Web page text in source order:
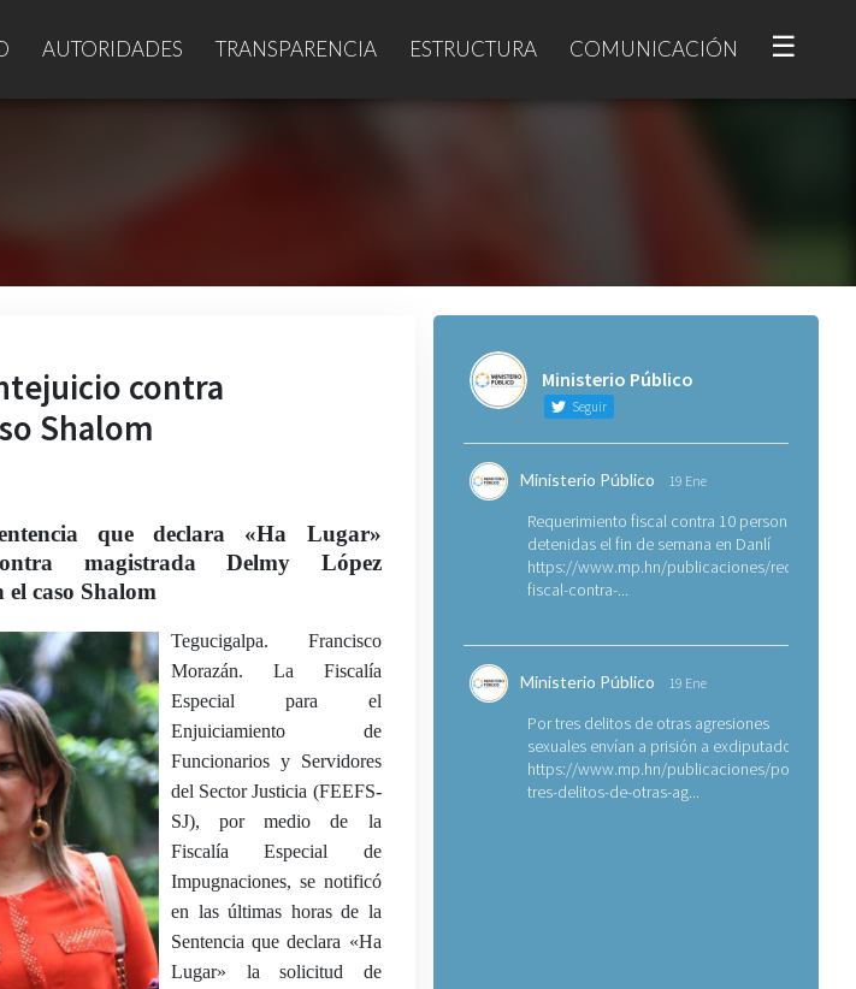
AUTORIDADES TRANSPARENCIA ESTRUCTURA COMUNICACIÓN ☰
contra
Shalom
que declara «Ha Lugar»
magistrada Delmy López
caso Shalom
Tegucigalpa. Francisco
Morazán. La Fiscalía
Especial para el
Enjuiciamiento de
Funcionarios y Servidores
del Sector Justicia (FEEFS-
SJ), por medio de la
Fiscalía Especial de
Impugnaciones, se notificó
en las últimas horas de la
Sentencia que declara «Ha
Lugar» la solicitud de
Ministerio Público
Seguir
Ministerio Público 19 Ene
Requerimiento fiscal contra 10 personas
detenidas el fin de semana en Danlí
https://www.mp.hn/publicaciones/
fiscal-contra-...
Ministerio Público 19 Ene
Por tres delitos de otras agresiones
sexuales envían a prisión a exdiputado
https://www.mp.hn/publicaciones/por-
tres-delitos-de-otras-ag...